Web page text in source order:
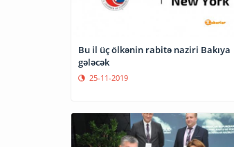
Bu il üç ölkənin rabitə naziri Bakıya
gələcək
25-11-2019